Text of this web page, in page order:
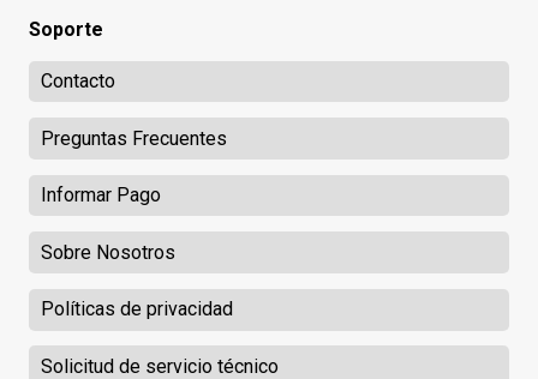
Soporte
Contacto
Preguntas Frecuentes
Informar Pago
Sobre Nosotros
Políticas de privacidad
Solicitud de servicio técnico